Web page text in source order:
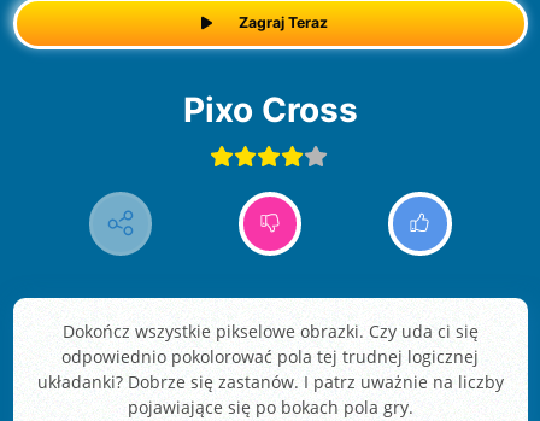
Zagraj Teraz
Pixo Cross
Dokończ wszystkie pikselowe obrazki. Czy uda ci się
odpowiednio pokolorować pola tej trudnej logicznej
układanki? Dobrze się zastanów. I patrz uważnie na liczby
pojawiające się po bokach pola gry.